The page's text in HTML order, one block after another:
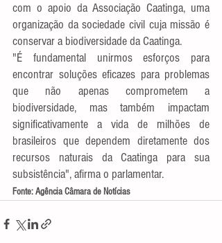
com o apoio da Associação Caatinga, uma
organização da sociedade civil cuja missão é
conservar a biodiversidade da Caatinga.
"É fundamental unirmos esforços para
encontrar soluções eficazes para problemas
que não apenas comprometem a
biodiversidade, mas também impactam
significativamente a vida de milhões de
brasileiros que dependem diretamente dos
recursos naturais da Caatinga para sua
subsistência", afirma o parlamentar.
Fonte: Agência Câmara de Notícias